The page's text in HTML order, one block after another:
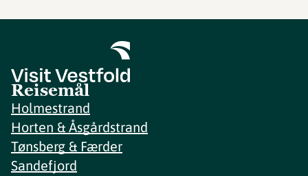
Reisemål
Holmestrand
Horten & Åsgårdstrand
Tønsberg & Færder
Sandefjord